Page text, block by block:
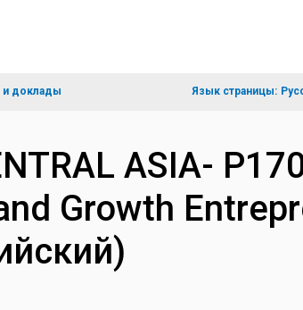
доклады Язык страницы:
ASIA-
Growth